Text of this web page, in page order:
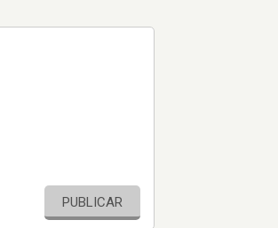
PUBLICAR